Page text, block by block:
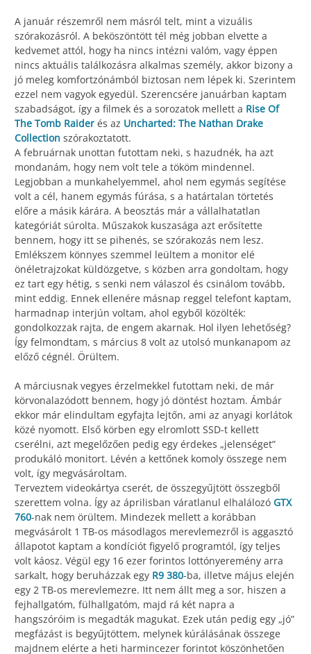
A január részemről nem másról telt, mint a vizuális
szórakozásról. A beköszöntött tél még jobban elvette a
kedvemet attól, hogy ha nincs intézni valóm, vagy éppen
nincs aktuális találkozásra alkalmas személy, akkor bizony a
jó meleg komfortzónámból biztosan nem lépek ki. Szerintem
ezzel nem vagyok egyedül. Szerencsére januárban kaptam
szabadságot, így a filmek és a sorozatok mellett a Rise Of
The Tomb Raider és az Uncharted: The Nathan Drake
Collection szórakoztatott.
A februárnak unottan futottam neki, s hazudnék, ha azt
mondanám, hogy nem volt tele a tököm mindennel.
Legjobban a munkahelyemmel, ahol nem egymás segítése
volt a cél, hanem egymás fúrása, s a határtalan törtetés
előre a másik kárára. A beosztás már a vállalhatatlan
kategóriát súrolta. Műszakok kuszasága azt erősítette
bennem, hogy itt se pihenés, se szórakozás nem lesz.
Emlékszem könnyes szemmel leültem a monitor elé
önéletrajzokat küldözgetve, s közben arra gondoltam, hogy
ez tart egy hétig, s senki nem válaszol és csinálom tovább,
mint eddig. Ennek ellenére másnap reggel telefont kaptam,
harmadnap interjún voltam, ahol egyből közölték:
gondolkozzak rajta, de engem akarnak. Hol ilyen lehetőség?
Így felmondtam, s március 8 volt az utolsó munkanapom az
előző cégnél. Örültem.
A márciusnak vegyes érzelmekkel futottam neki, de már
körvonalazódott bennem, hogy jó döntést hoztam. Ámbár
ekkor már elindultam egyfajta lejtőn, ami az anyagi korlátok
közé nyomott. Első körben egy elromlott SSD-t kellett
cserélni, azt megelőzően pedig egy érdekes „jelenséget”
produkáló monitort. Lévén a kettőnek komoly összege nem
volt, így megvásároltam.
Terveztem videokártya cserét, de összegyűjtött összegből
szerettem volna. Így az áprilisban váratlanul elhalálozó GTX
760-nak nem örültem. Mindezek mellett a korábban
megvásárolt 1 TB-os másodlagos merevlemezről is aggasztó
állapotot kaptam a kondíciót figyelő programtól, így teljes
volt káosz. Végül egy 16 ezer forintos lottónyeremény arra
sarkalt, hogy beruházzak egy R9 380-ba, illetve május elején
egy 2 TB-os merevlemezre. Itt nem állt meg a sor, hiszen a
fejhallgatóm, fülhallgatóm, majd rá két napra a
hangszóróim is megadták magukat. Ezek után pedig egy „jó”
megfázást is begyűjtöttem, melynek kúrálásának összege
majdnem elérte a heti harmincezer forintot köszönhetően